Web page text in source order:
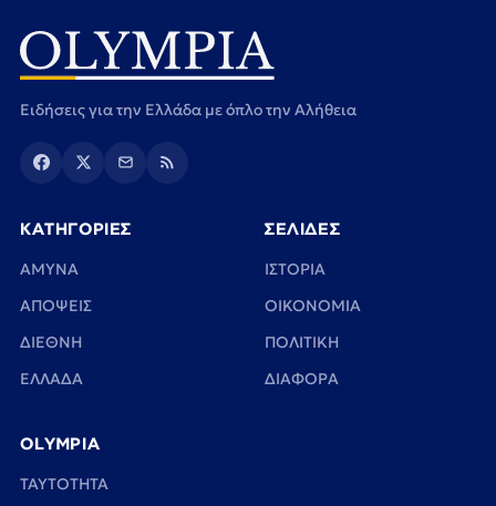
Ειδήσεις για την Ελλάδα με όπλο την Αλήθεια
ΚΑΤΗΓΟΡΙΕΣ
ΑΜΥΝΑ
ΑΠΟΨΕΙΣ
ΔΙΕΘΝΗ
ΕΛΛΑΔΑ
ΣΕΛΙΔΕΣ
ΙΣΤΟΡΙΑ
ΟΙΚΟΝΟΜΙΑ
ΠΟΛΙΤΙΚΗ
ΔΙΑΦΟΡΑ
OLYMPIA
TAYTOTHTA